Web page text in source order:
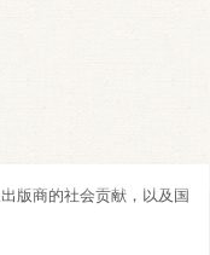
版商的社会贡献，以及国